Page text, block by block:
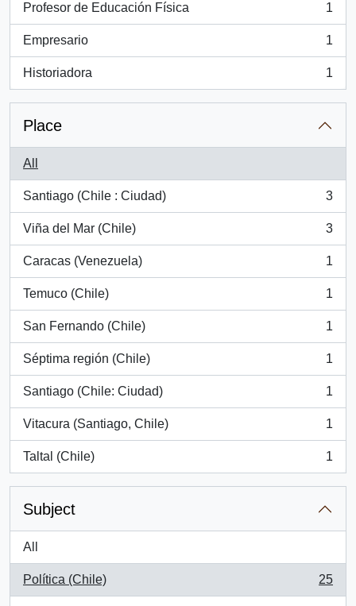
Profesor de Educación Física
, 1 results
1
Empresario
, 1 results
1
Historiadora
, 1 results
1
Place
All
Santiago (Chile : Ciudad)
, 3 results
3
Viña del Mar (Chile)
, 3 results
3
Caracas (Venezuela)
, 1 results
1
Temuco (Chile)
, 1 results
1
San Fernando (Chile)
, 1 results
1
Séptima región (Chile)
, 1 results
1
Santiago (Chile: Ciudad)
, 1 results
1
Vitacura (Santiago, Chile)
, 1 results
1
Taltal (Chile)
, 1 results
1
Subject
All
Política (Chile)
, 25 results
25